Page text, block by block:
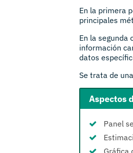
En la primera
principales
En la
información
datos
Se trata de
Aspectos
Panel
Gráfica